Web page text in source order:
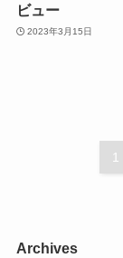
ビュー
2023年3月15日
1
Archives